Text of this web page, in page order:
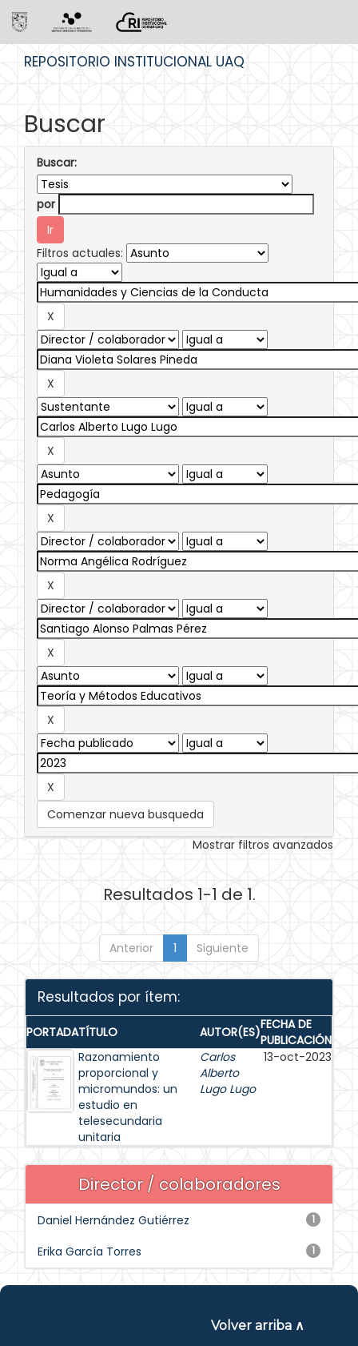
REPOSITORIO INSTITUCIONAL UAQ
Buscar
Buscar:
por
Filtros actuales:
Comenzar nueva busqueda
Mostrar filtros avanzados
Resultados 1-1 de 1.
Anterior 1 Siguiente
Resultados por ítem:
PORTADATÍTULO AUTOR(ES)FECHA DE
PUBLICACIÓN
Razonamiento
proporcional y
micromundos: un
estudio en
telesecundaria
unitaria
Carlos
Alberto
Lugo Lugo
13-oct-2023
Director / colaboradores
1
Daniel Hernández Gutiérrez
1
Erika García Torres
Volver arriba ∧